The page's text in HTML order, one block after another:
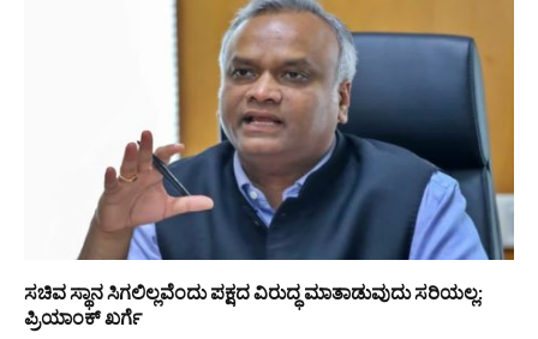
ಸಚಿವ ಸ್ಥಾನ ಸಿಗಲಿಲ್ಲವೆಂದು ಪಕ್ಷದ ವಿರುದ್ಧ ಮಾತಾಡುವುದು ಸರಿಯಲ್ಲ:
ಪ್ರಿಯಾಂಕ್ ಖರ್ಗೆ